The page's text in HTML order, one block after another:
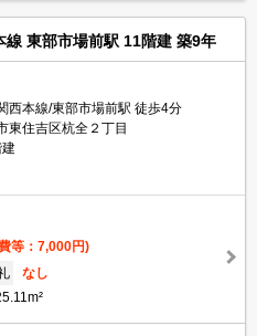
線 東部市場前駅 11階建 築9年
西本線/東部市場前駅 徒歩4分
東住吉区杭全２丁目
建
等：7,000円)
なし